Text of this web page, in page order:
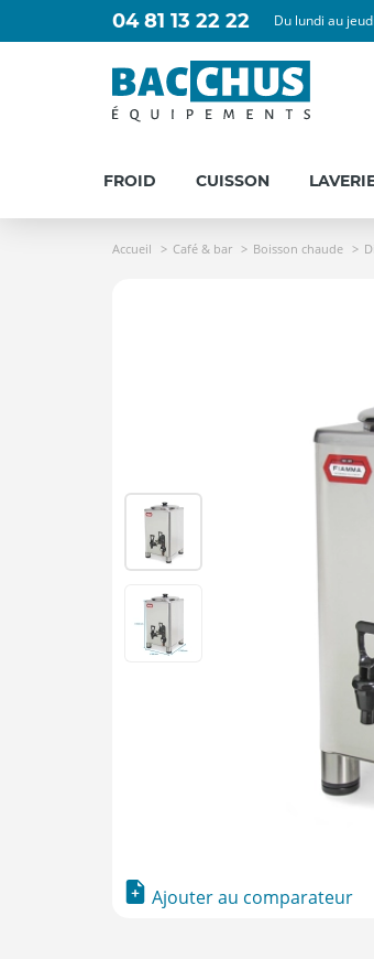
04 81 13 22 22 Du lundi au
FROID CUISSON
Accueil Café & bar Boisson chaude
Ajouter au comparateur